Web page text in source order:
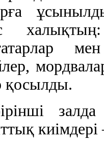
қосылды.
киімдері